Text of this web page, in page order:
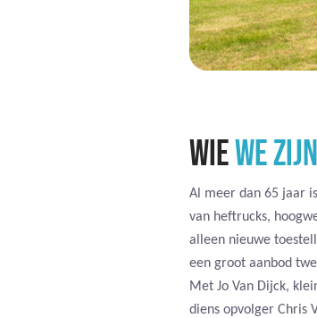
WIEWE ZIJN
Al meer dan 65 jaar
van heftrucks,
alleen nieuwe
een groot aanbod
Met Jo Van Dijck,
diens opvolger Chris